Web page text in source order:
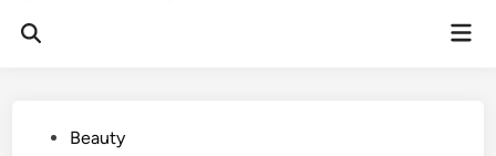
Zoeken
Geplaatst
Beauty